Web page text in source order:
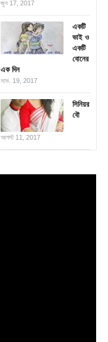
জুন 17, 2017
একটি
ভাই ও
একটি
বোনের
এক দিন
নভে. 19, 2017
সিনিয়র
বৌ
আগস্ট 11, 2017